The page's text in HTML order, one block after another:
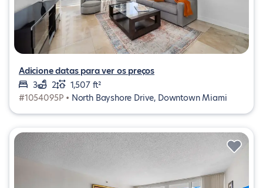
Adicione datas para ver os preços
3
2
1,507 ft²
#1054095P • North Bayshore Drive, Downtown Miami